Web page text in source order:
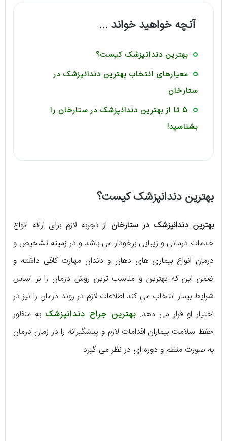
آنچه خواهید خواند ...
بهترین دندانپزشک کیست؟
معیارهای انتخاب بهترین دندانپزشک در
ستارخان
5 تا از بهترین دندانپزشک در ستارخان را
بشناسید!
بهترین دندانپزشک کیست؟
بهترین دندانپزشک در ستارخان از تجربه لازم برای ارائه انواع
خدمات درمانی و زیبایی برخودار می باشد و در زمینه تشخیص و
درمان انواع بیماری های دهان و دندان مهارت کافی داشته و
ضمن این که بهترین و مناسب ترین روش درمان را بر اساس
شرایط بیمار انتخاب می کند اطلاعات لازم در روند درمان را نیز در
اختیار او قرار می دهد. بهترین جراح دندانپزشک به منظور
حفظ سلامت بیماران اقدامات لازم و پیشگیرانه را در زمان درمان
به صورت منظم و دوره ای در نظر می گیرد.